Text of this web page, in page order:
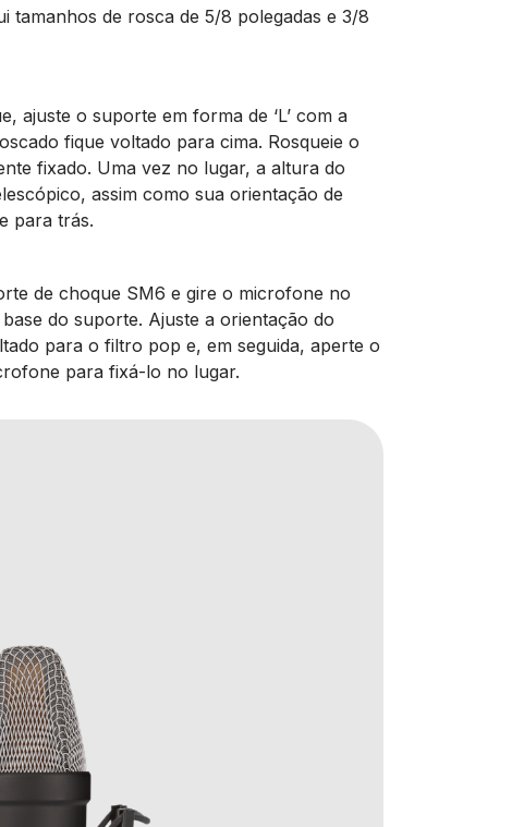
tamanhos de rosca de 5/8 polegadas e 3/8
ajuste o suporte em forma de ‘L’ com a
fique voltado para cima. Rosqueie o
fixado. Uma vez no lugar, a altura do
assim como sua orientação de
para trás.
de choque SM6 e gire o microfone no
do suporte. Ajuste a orientação do
para o filtro pop e, em seguida, aperte o
para fixá-lo no lugar.